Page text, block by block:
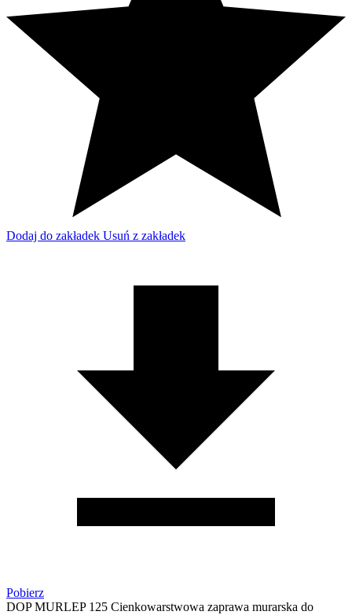
Dodaj do zakładek Usuń z zakładek
Pobierz
DOP MURLEP 125 Cienkowarstwowa zaprawa murarska do